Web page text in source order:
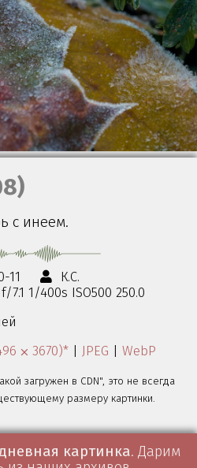
с инеем.
11
К.С.
f/7.1 1/400s ISO500 250.0
⨉ 3670)* | JPEG | WebP
загружен в CDN", это не всегда
размеру картинки.
картинка. Дарим